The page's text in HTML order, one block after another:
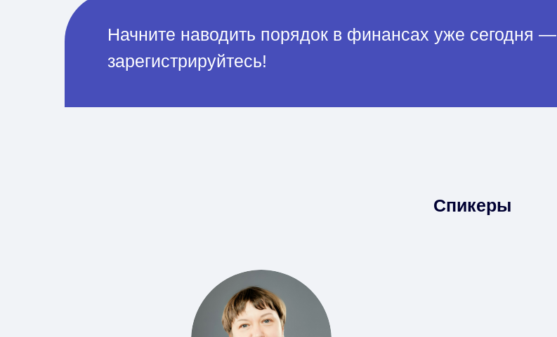
Начните наводить порядок в финансах уже сегодня —
зарегистрируйтесь!
Спикеры